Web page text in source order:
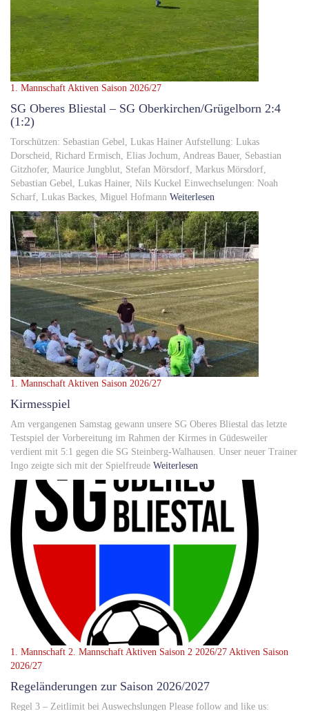
1. Mannschaft Aktiven Saison 2026/27
SG Oberes Bliestal – SG Oberkirchen/Grügelborn 2:4
(1:2)
Torschützen: Sebastian Gebel, Lukas Hainer Aufstellung: Lukas
Dorscheid, Richard Ermisch, Elias Jochum, Andreas Bauer, Sebastian
Gitzhofer, Maurice Jungblut, Stefan Mörsdorf, Markus Mörsdorf,
Sebastian Gebel, Lukas Hainer, Nils Kuckel Einwechselungen: Noah
Scharf, Lukas Backes, Miguel Hofmann Weiterlesen
1. Mannschaft Aktiven Saison 2026/27
Kirmesspiel
Am vergangenen Samstag gewann unsere SG Oberes Bliestal das letzte
Testspiel der Vorbereitung im Rahmen der Kirmes in Güdesweiler
verdient mit 5:1 gegen die SG Steinberg-Walhausen. Unser neuer Trainer
Ingo zeigte sich mit der Spielfreude Weiterlesen
1. Mannschaft 2. Mannschaft Aktiven Saison 2 2026/27 Aktiven Saison
2026/27
Regeländerungen zur Saison 2026/2027
Regel 3 – Zeitlimit bei Auswechslungen Please follow and like us: